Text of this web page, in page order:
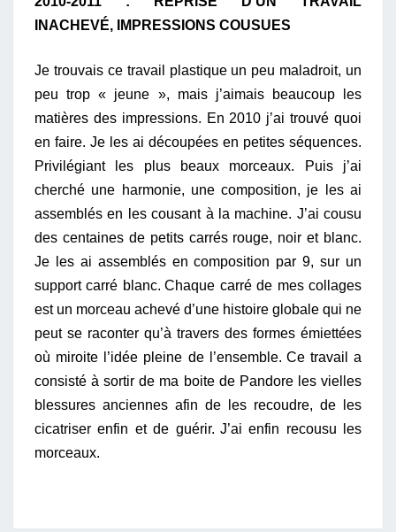
INACHEVÉ, IMPRESSIONS COUSUES
Je trouvais ce travail plastique un peu maladroit, un
peu trop « jeune », mais j’aimais beaucoup les
matières des impressions. En 2010 j’ai trouvé quoi
en faire. Je les ai découpées en petites séquences.
Privilégiant les plus beaux morceaux. Puis j’ai
cherché une harmonie, une composition, je les ai
assemblés en les cousant à la machine. J’ai cousu
des centaines de petits carrés rouge, noir et blanc.
Je les ai assemblés en composition par 9, sur un
support carré blanc. Chaque carré de mes collages
est un morceau achevé d’une histoire globale qui ne
peut se raconter qu’à travers des formes émiettées
où miroite l’idée pleine de l’ensemble. Ce travail a
consisté à sortir de ma boite de Pandore les vielles
blessures anciennes afin de les recoudre, de les
cicatriser enfin et de guérir. J’ai enfin recousu les
morceaux.